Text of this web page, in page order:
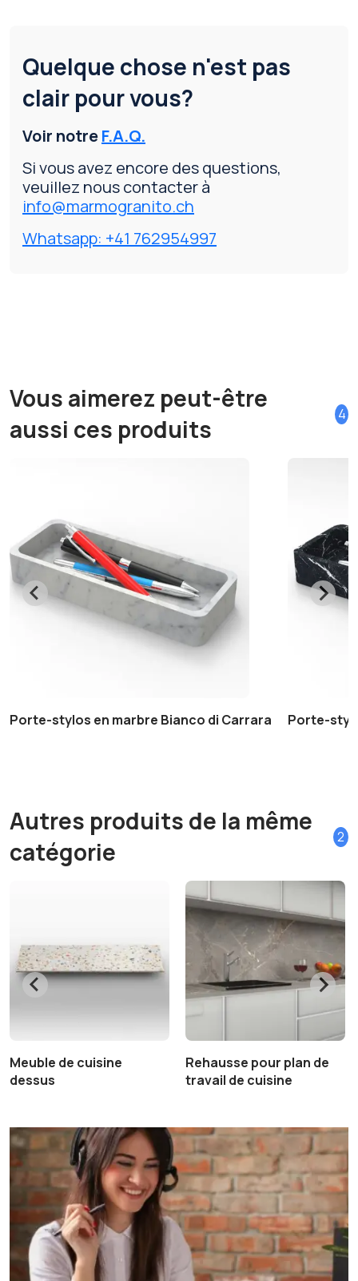
Quelque chose n'est pas
clair pour vous?
Voir notreF.A.Q.
Si vous avez encore des questions,
veuillez nous contacter à
info@marmogranito.ch
Whatsapp: +41 762954997
Vous aimerez peut-être
aussi ces produits
4
Porte-stylos en marbre Bianco di Carrara Porte-
Autres produits de la même
catégorie
2
Meuble de cuisine
dessus
Rehausse pour plan de
travail de cuisine